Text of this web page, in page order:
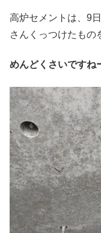
高炉セメントは、9
さんくっつけたもの
めんどくさいですね